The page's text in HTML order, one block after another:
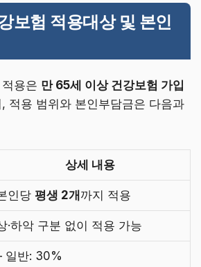
보험 적용대상 및 본인
용은 만 65세 이상 건강보험 가입
적용 범위와 본인부담금은 다음과
상세 내용
인당 평생 2개 까지 적용
·하악 구분 없이 적용 가능
일반: 30%